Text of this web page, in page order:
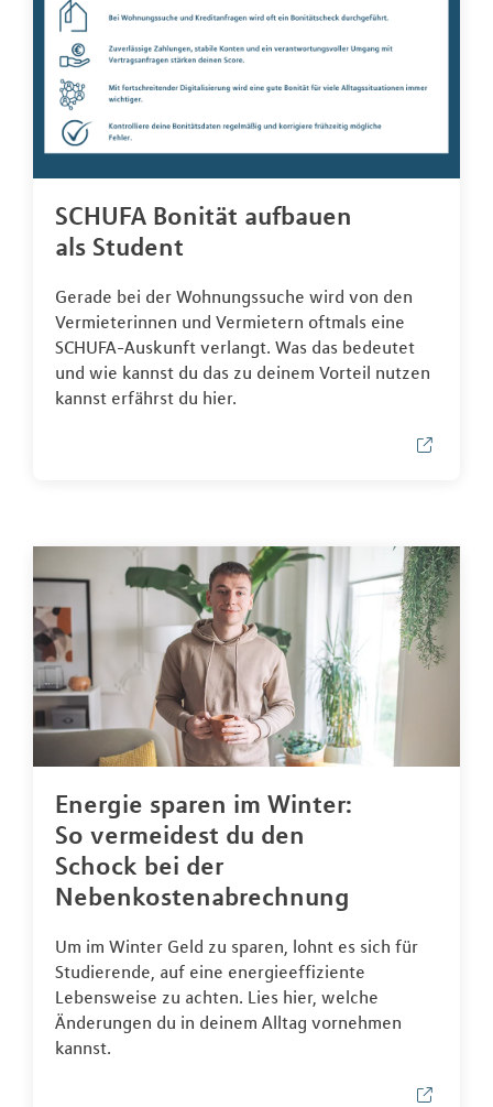
SCHUFA Bonität aufbauen
als Student
Gerade bei der Wohnungssuche wird von den
Vermieterinnen und Vermietern oftmals eine
SCHUFA-Auskunft verlangt. Was das bedeutet
und wie kannst du das zu deinem Vorteil nutzen
kannst erfährst du hier.
Energie sparen im Winter:
So vermeidest du den
Schock bei der
Nebenkostenabrechnung
Um im Winter Geld zu sparen, lohnt es sich für
Studierende, auf eine energieeffiziente
Lebensweise zu achten. Lies hier, welche
Änderungen du in deinem Alltag vornehmen
kannst.